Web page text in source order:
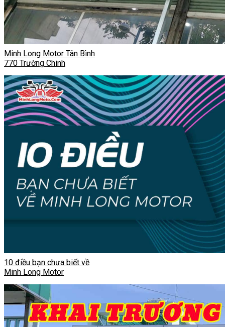
Minh Long Motor Tân Bình
770 Trường Chinh
10 điều bạn chưa biết về
Minh Long Motor